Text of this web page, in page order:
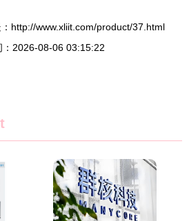
http://www.xliit.com/product/37.html
：2026-08-06 03:15:22